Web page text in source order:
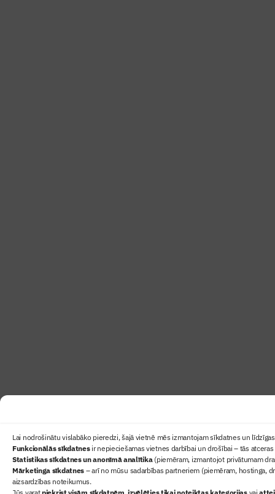
Lai nodrošinātu vislabāko pieredzi, šajā vietnē mēs izmantojam sīkdatnes un
Funkcionālās sīkdatnesir nepieciešamas vietnes darbībai un drošībai – tās
Statistikas sīkdatnes un anonīmā analītika(piemēram, izmantojot privātumam
Mārketinga sīkdatnes – arī no mūsu sadarbības partneriem (piemēram, hostinga,
aizsardzības noteikumus.